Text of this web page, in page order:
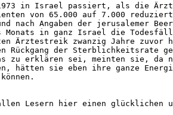
1973 in Israel passiert, als die
von 65.000 auf 7.000
nach Angaben der jerusalemer
Monats in ganz Israel die
Ärztestreik zwanzig Jahre
Rückgang der Sterblichkeitsrate
zu erklären sei, meinten sie, da
hätten sie eben ihre ganze
Lesern hier einen glücklichen